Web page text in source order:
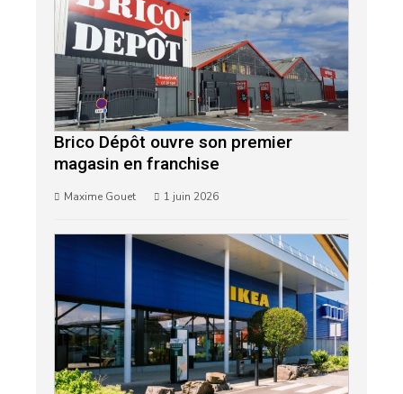
Brico Dépôt ouvre son premier
magasin en franchise
Maxime Gouet 1 juin 2026